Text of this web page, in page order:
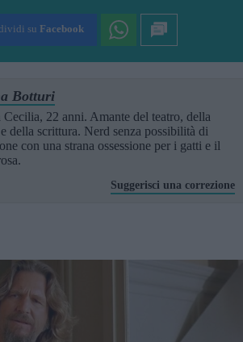
su Facebook
Botturi
Cecilia, 22 anni. Amante del teatro, della
della scrittura. Nerd senza possibilità di
con una strana ossessione per i gatti e il
Suggerisci una correzione